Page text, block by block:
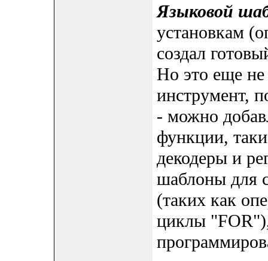
Языковой
установкам
создал
Но это еще не
инструмент,
- можно
функции,
декодеры и
шаблоны для
(таких как
циклы